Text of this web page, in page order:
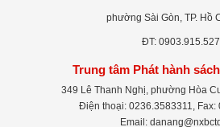
phường Sài Gòn, TP. Hồ
ĐT: 0903.915.527
Trung tâm Phát hành
349 Lê Thanh Nghị, phường Hòa
Điện thoại: 0236.3583311, Fax:
Email: